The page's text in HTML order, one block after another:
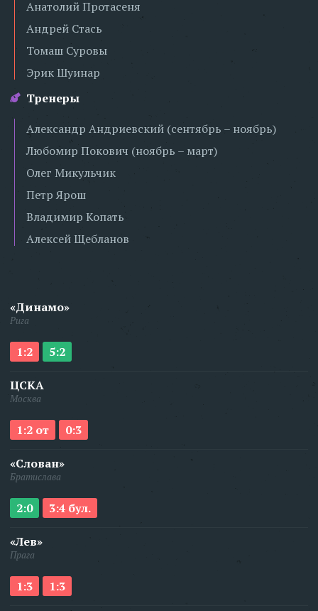
Анатолий Протасеня
Андрей Стась
Томаш Суровы
Эрик Шуинар
Тренеры
Александр Андриевский (сентябрь – ноябрь)
Любомир Покович (ноябрь – март)
Олег Микульчик
Петр Ярош
Владимир Копать
Алексей Щебланов
«Динамо»
Рига
1:2 5:2
ЦСКА
Москва
1:2 от 0:3
«Слован»
Братислава
2:0 3:4 бул.
«Лев»
Прага
1:3 1:3